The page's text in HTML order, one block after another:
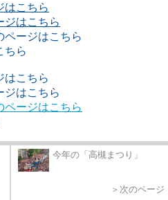
はこちら
ジはこちら
ページはこちら
ちら
はこちら
ジはこちら
ページはこちら
今年の「高槻まつり」
＞次のページ